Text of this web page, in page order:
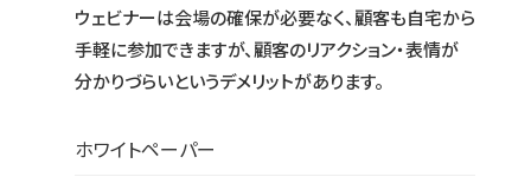
ウェビナーは会場の確保が必要なく、顧客も自宅から
手軽に参加できますが、顧客のリアクション・表情が
分かりづらいというデメリットがあります。
ホワイトペーパー